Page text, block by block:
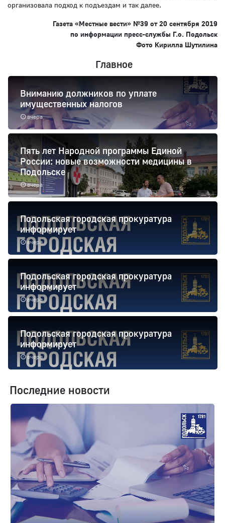
организовала подход к подъездам и так далее.
Газета «Местные вести» №39 от20 сентября 2019
по информации пресс-службы Г.о. Подольск
Фото Кирилла Шутилина
Главное
вчера
Вниманию должников по уплате
имущественных налогов
вчера
Пять лет Народной программы Единой
России: новые возможности медицины в
Подольске
вчера
Подольская городская прокуратура
информирует
вчера
Подольская городская прокуратура
информирует
вчера
Подольская городская прокуратура
информирует
Последние новости